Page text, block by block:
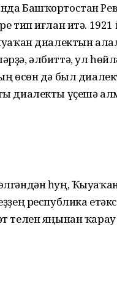
Башҡортостан
тип иғлан итә.
диалектын
әлбиттә, ул
өсөн дә был
диалекты үҫешә
һуң,
республика
телен яңынан